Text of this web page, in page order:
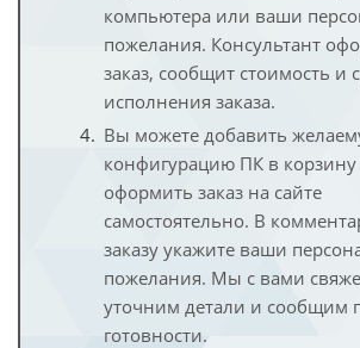
компьютера или ваши
пожелания. Консультант
заказ, сообщит стоимость и
исполнения заказа.
Вы можете добавить
конфигурацию ПК в корзину
оформить заказ на сайте
самостоятельно. В
заказу укажите ваши
пожелания. Мы с вами
уточним детали и сообщим
готовности.